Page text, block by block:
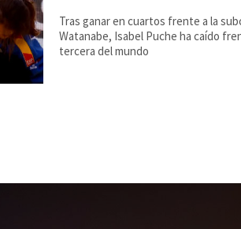
Tras ganar en cuartos frente a la
Watanabe, Isabel Puche ha caído
tercera del mundo